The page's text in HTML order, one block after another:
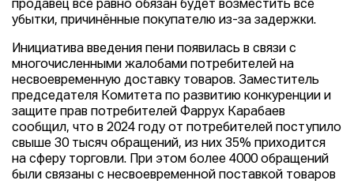
продавец всё равно обязан будет возместить все
убытки, причинённые покупателю из-за задержки.
Инициатива введения пени появилась в связи с
многочисленными жалобами потребителей на
несвоевременную доставку товаров. Заместитель
председателя Комитета по развитию конкуренции и
защите прав потребителей Фаррух Карабаев
сообщил, что в 2024 году от потребителей поступило
свыше 30 тысяч обращений, из них 35% приходится
на сферу торговли. При этом более 4000 обращений
были связаны с несвоевременной поставкой товаров